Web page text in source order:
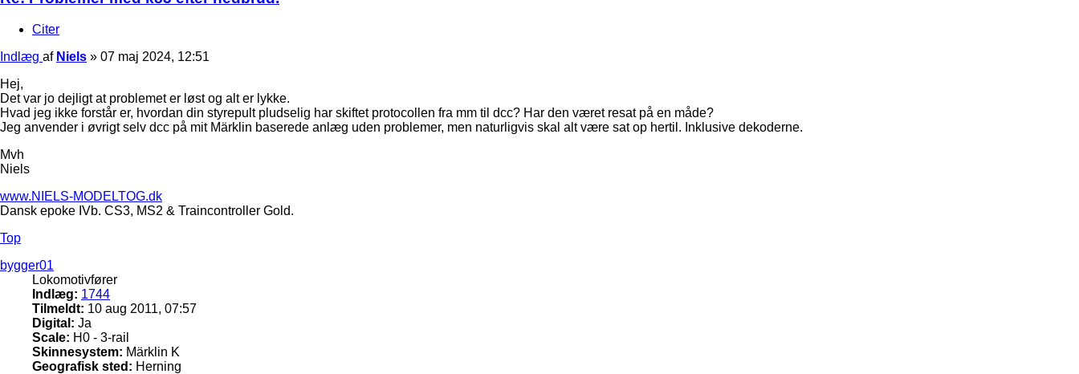
Citer
Indlæg af Niels » 07 maj 2024, 12:51
Hej,
Det var jo dejligt at problemet er løst og alt er lykke.
Hvad jeg ikke forstår er, hvordan din styrepult pludselig har skiftet protocollen fra mm til dcc? Har den været resat på en måde?
Jeg anvender i øvrigt selv dcc på mit Märklin baserede anlæg uden problemer, men naturligvis skal alt være sat op hertil. Inklusive dekoderne.
Mvh
Niels
www.NIELS-MODELTOG.dk
Dansk epoke IVb. CS3, MS2 & Traincontroller Gold.
Top
bygger01
Lokomotivfører
Indlæg: 1744
Tilmeldt: 10 aug 2011, 07:57
Digital: Ja
Scale: H0 - 3-rail
Skinnesystem: Märklin K
Geografisk sted: Herning